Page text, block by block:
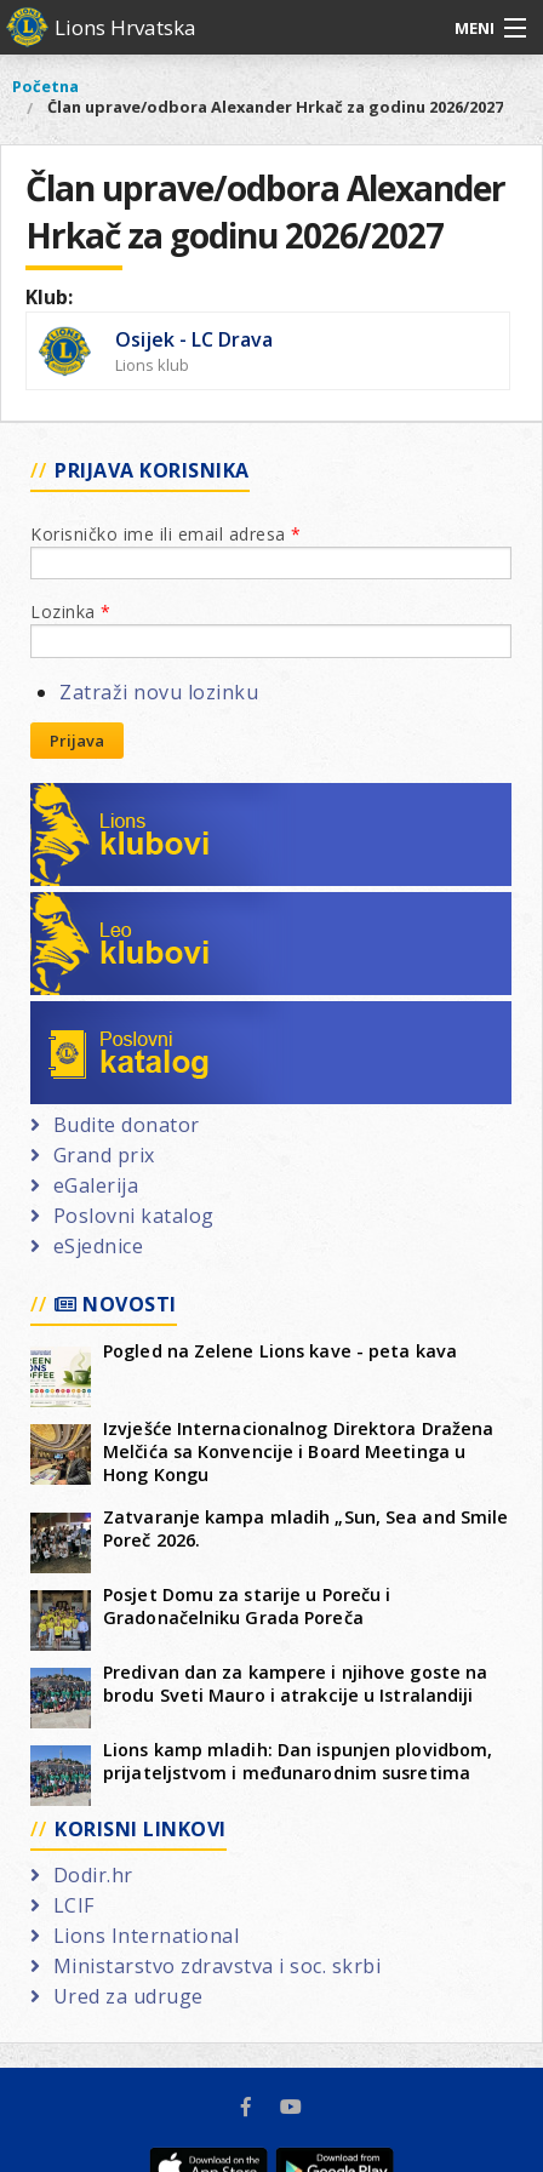
Skoči
na
sadržaj
Lions Hrvatska MENI
O nama
Lions Distrikt 126
Naši projekti
Aktivnosti
Glavni
izbornik
O
nama
Lions
Distrikt
126
Naši
projekti
Aktivnosti
Vi
ste
ovdje
Početna
Član uprave/odbora Alexander Hrkač za godinu 2026/2027
Član uprave/odbora Alexander
Hrkač za godinu 2026/2027
Klub:
Osijek - LC Drava
Lions klub
PRIJAVA KORISNIKA
Korisničko ime ili email adresa *
Lozinka *
Zatraži novu lozinku
Prijava
Lions klubovi
Leo klubovi
Budite donator
Grand prix
eGalerija
Poslovni katalog
eSjednice
NOVOSTI
Pogled na Zelene Lions kave - peta kava
Izvješće Internacionalnog Direktora Dražena
Melčića sa Konvencije i Board Meetinga u
Hong Kongu
Zatvaranje kampa mladih „Sun, Sea and Smile
Poreč 2026.
Posjet Domu za starije u Poreču i
Gradonačelniku Grada Poreča
Predivan dan za kampere i njihove goste na
brodu Sveti Mauro i atrakcije u Istralandiji
Lions kamp mladih: Dan ispunjen plovidbom,
prijateljstvom i međunarodnim susretima
KORISNI LINKOVI
Dodir.hr
LCIF
Lions International
Ministarstvo zdravstva i soc. skrbi
Ured za udruge